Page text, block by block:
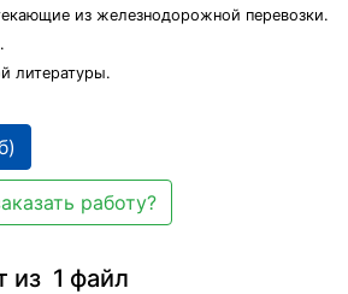
из железнодорожной перевозки.
литературы.
работу?
из 1 файл